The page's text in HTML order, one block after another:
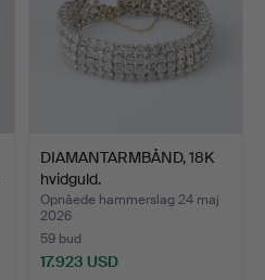
DIAMANTARMBÅND, 18K
hvidguld.
Opnåede hammerslag 24 maj
2026
59 bud
17.923 USD